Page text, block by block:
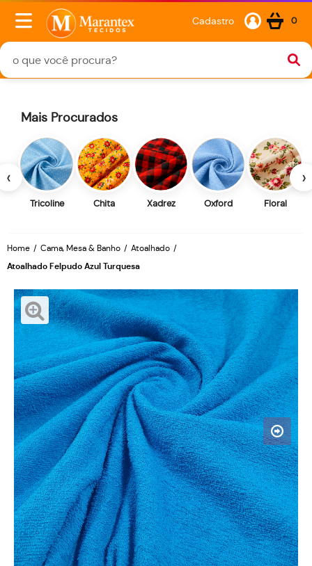
Cadastro 0
‹
Mais Procurados
Tricoline Chita Xadrez Oxford Floral
›
Home Cama, Mesa & Banho Atoalhado
Atoalhado Felpudo Azul Turquesa